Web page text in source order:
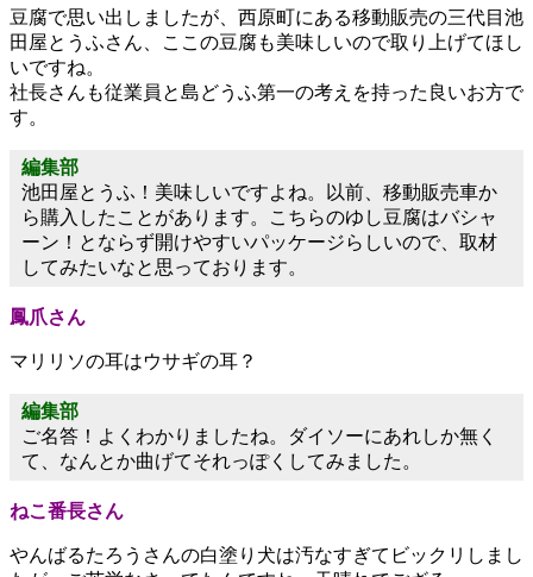
豆腐で思い出しましたが、西原町にある移動販売の三代目池
田屋とうふさん、ここの豆腐も美味しいので取り上げてほし
いですね。
社長さんも従業員と島どうふ第一の考えを持った良いお方で
す。
編集部
池田屋とうふ！美味しいですよね。以前、移動販売車か
ら購入したことがあります。こちらのゆし豆腐はバシャ
ーン！とならず開けやすいパッケージらしいので、取材
してみたいなと思っております。
鳳爪さん
マリリソの耳はウサギの耳？
編集部
ご名答！よくわかりましたね。ダイソーにあれしか無く
て、なんとか曲げてそれっぽくしてみました。
ねこ番長さん
やんばるたろうさんの白塗り犬は汚なすぎてビックリしまし